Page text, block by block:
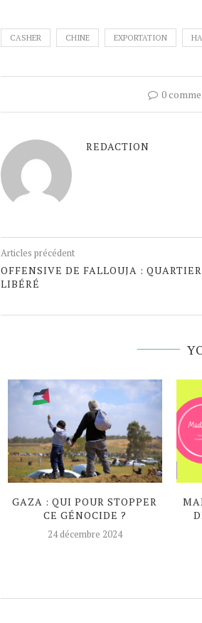
CASHER CHINE EXPORTATION
0
REDACTION
Articles précédent
OFFENSIVE DE FALLOUJA :
LIBÉRÉ
GAZA : QUI POUR STOPPER
CE GÉNOCIDE ?
24 décembre 2024